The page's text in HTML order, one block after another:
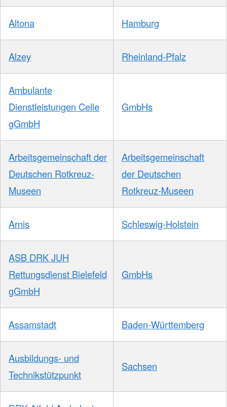
Altona Hamburg
Alzey Rheinland-Pfalz
Ambulante
Dienstleistungen Celle
gGmbH
GmbHs
Arbeitsgemeinschaft der
Deutschen Rotkreuz-
Museen
Arbeitsgemeinschaft
der Deutschen
Rotkreuz-Museen
Arnis Schleswig-Holstein
ASB DRK JUH
Rettungsdienst Bielefeld
gGmbH
GmbHs
Assamstadt Baden-Württemberg
Ausbildungs- und
Technikstützpunkt
Sachsen